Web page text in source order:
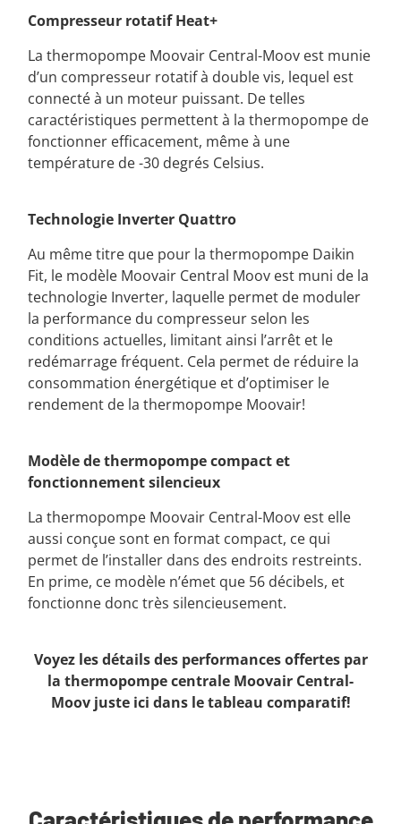
Compresseur rotatif Heat+
La thermopompe Moovair Central-Moov est munie
d’un compresseur rotatif à double vis, lequel est
connecté à un moteur puissant. De telles
caractéristiques permettent à la thermopompe de
fonctionner efficacement, même à une
température de -30 degrés Celsius.
Technologie Inverter Quattro
Au même titre que pour la thermopompe Daikin
Fit, le modèle Moovair Central Moov est muni de la
technologie Inverter, laquelle permet de moduler
la performance du compresseur selon les
conditions actuelles, limitant ainsi l’arrêt et le
redémarrage fréquent. Cela permet de réduire la
consommation énergétique et d’optimiser le
rendement de la thermopompe Moovair!
Modèle de thermopompe compact et
fonctionnement silencieux
La thermopompe Moovair Central-Moov est elle
aussi conçue sont en format compact, ce qui
permet de l’installer dans des endroits restreints.
En prime, ce modèle n’émet que 56 décibels, et
fonctionne donc très silencieusement.
Voyez les détails des performances offertes par
la thermopompe centrale Moovair Central-
Moov juste ici dans le tableau comparatif!